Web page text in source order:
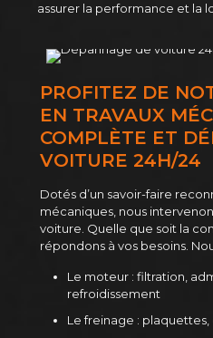
assurer la performance et la
PROFITEZ DE
EN TRAVAUX
COMPLÈTE ET
VOITURE 24H/24
Dotés d’un savoir-faire
mécaniques, nous
voiture. Quelle que soit la
répondons à vos besoins.
Le moteur : filtration,
refroidissement
Le freinage :